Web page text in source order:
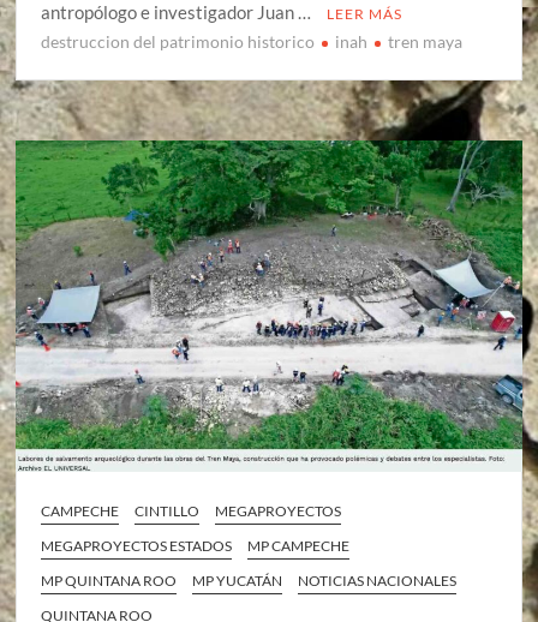
antropólogo e investigador Juan …
LEER MÁS
destruccion del patrimonio historico inah tren maya
CAMPECHE CINTILLO
MEGAPROYECTOS
MEGAPROYECTOS ESTADOS
MP CAMPECHE
MP QUINTANA ROO
MP YUCATÁN
NOTICIAS NACIONALES
QUINTANA ROO